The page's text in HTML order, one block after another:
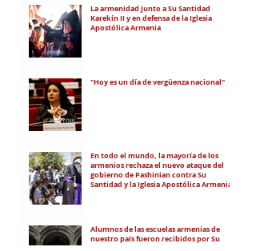
La armenidad junto a Su Santidad
Karekín II y en defensa de la Iglesia
Apostólica Armenia
"Hoy es un día de vergüenza nacional"
En todo el mundo, la mayoría de los
armenios rechaza el nuevo ataque del
gobierno de Pashinian contra Su
Santidad y la Iglesia Apostólica Armenia
Alumnos de las escuelas armenias de
nuestro país fueron recibidos por Su